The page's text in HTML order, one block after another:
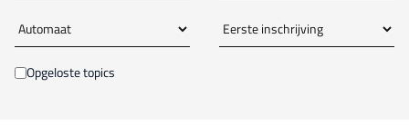
Opgeloste topics